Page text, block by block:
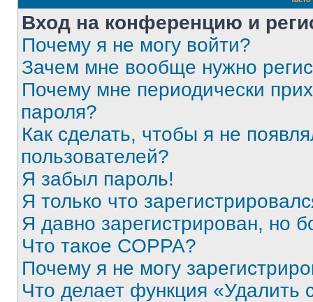
Вход на конференцию и
Почему я не могу войти?
Зачем мне вообще нужно
Почему мне периодически
пароля?
Как сделать, чтобы я не
пользователей?
Я забыл пароль!
Я только что
Я давно зарегистрирован, но
Что такое COPPA?
Почему я не могу
Что делает функция «Удалить